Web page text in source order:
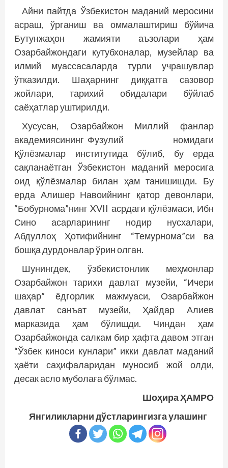
Айни пайтда Ўзбекистон маданий меросини
асраш, ўрганиш ва оммалаштириш бўйича
Бутунжаҳон жамияти аъзолари ҳам
Озарбайжондаги кутубхоналар, музейлар ва
илмий муассасаларда турли учрашувлар
ўтказилди. Шаҳарнинг диққатга сазовор
жойлари, тарихий обидалари бўйлаб
саёҳатлар уштирилди.
Хусусан, Озарбайжон Миллий фанлар
академиясининг Фузулий номидаги
Қўлёзмалар институтида бўлиб, бу ерда
сақланаётган Ўзбекистон маданий меросига
оид қўлёзмалар билан ҳам танишишди. Бу
ерда Алишер Навоийнинг қатор девонлари,
“Бобурнома”нинг XVII асрдаги қўлёзмаси, Ибн
Сино асарларининг нодир нусхалари,
Абдуллоҳ Ҳотифийнинг “Темурнома”си ва
бошқа дурдоналар ўрин олган.
Шунингдек, ўзбекистонлик меҳмонлар
Озарбайжон тарихи давлат музейи, “Ичери
шаҳар” ёдгорлик мажмуаси, Озарбайжон
давлат санъат музейи, Ҳайдар Алиев
марказида ҳам бўлишди. Чиндан ҳам
Озарбайжонда салкам бир ҳафта давом этган
“Ўзбек киноси кунлари” икки давлат маданий
ҳаёти саҳифаларидан муносиб жой олди,
десак асло муболаға бўлмас.
Шоҳира ҲАМРО
Янгиликларни дўстларингизга улашинг